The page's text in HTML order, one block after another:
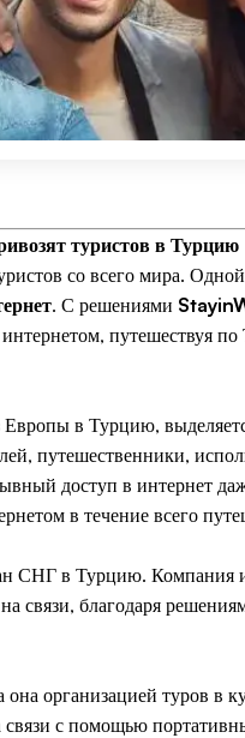
туристов в Турцию
со всего мира.
. С решениями
путешествуя
Европы в Турцию,
путешественники,
доступ в интернет
в течение всего
СНГ в Турцию. Компания
на связи, благодаря
организацией туров в
связи с помощью